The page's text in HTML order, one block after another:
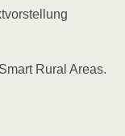
Rural Areas.